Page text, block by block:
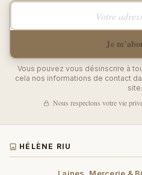
Votre adresse e-mail
Je
Vous pouvez vous désinscrire à
cela nos informations de contact
site.
Nous respectons votre vie
HÉLÈNE RIU